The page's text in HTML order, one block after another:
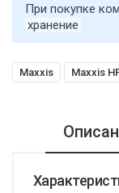
При покупке
хранение
Maxxis Maxxis